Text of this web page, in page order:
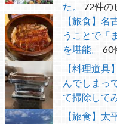
た。
72件の
【旅食】
うことで「
を堪能。
60
【料理道
んでしまっ
て掃除して
【旅食】